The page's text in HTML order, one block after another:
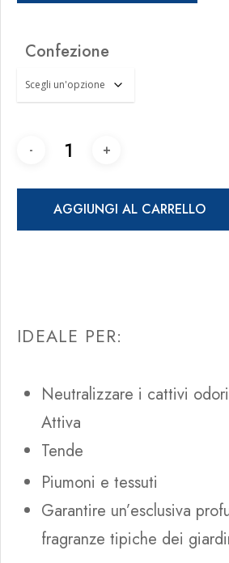
Confezione
AGGIUNGI AL CARRELLO
IDEALE PER:
Neutralizzare i cattivi
Attiva
Tende
Piumoni e tessuti
Garantire un’esclusiva
fragranze tipiche dei